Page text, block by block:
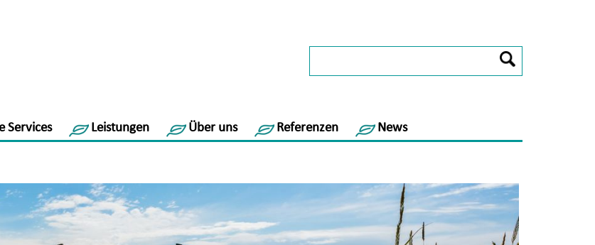
Services Leistungen Über uns Referenzen News